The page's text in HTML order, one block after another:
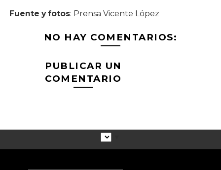
Fuente y fotos: Prensa Vicente López
NO HAY COMENTARIOS:
PUBLICAR UN
COMENTARIO